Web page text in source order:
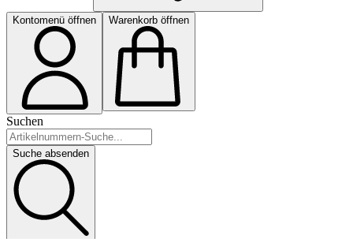
Kontomenü öffnen Warenkorb öffnen
Suchen
Suche absenden